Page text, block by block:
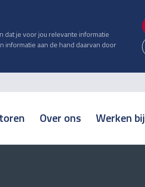
dat je voor jou relevante informatie
informatie aan de hand daarvan door
Over ons Werken bij